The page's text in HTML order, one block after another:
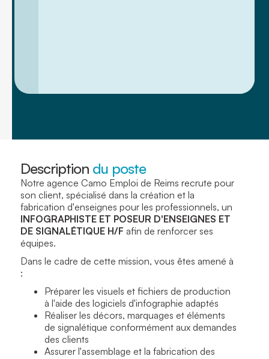
Description du poste
Notre agence Camo Emploi de Reims recrute pour
son client, spécialisé dans la création et la
fabrication d'enseignes pour les professionnels, un
INFOGRAPHISTE ET POSEUR D'ENSEIGNES ET
DE SIGNALÉTIQUE H/F afin de renforcer ses
équipes.
Dans le cadre de cette mission, vous êtes amené à
:
Préparer les visuels et fichiers de production
à l'aide des logiciels d'infographie adaptés
Réaliser les décors, marquages et éléments
de signalétique conformément aux demandes
des clients
Assurer l'assemblage et la fabrication des